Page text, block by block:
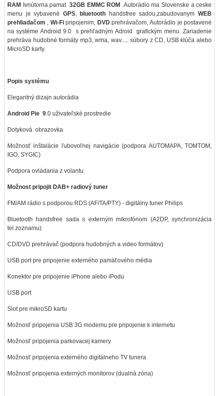
RAM Ivnútorna pamat32GB EMMC ROM .Autorádio ma Slovenske a ceske
menu je vybavené GPS,bluetooth handsfree sadou,zabudovanymWEB
prehliadačom
Wi-Fipripojenim, DVDprehrávačom, Autorádio je postavené
na systéme Android 9.0 s prehľadným Adroid grafickým menu. Zariadenie
prehráva hudobné formáty mp3, wma, wav..... súbory z CD, USB klúča alebo
MicroSD karty.
Popis systému
Elegantný dizajn autorádia
Android Pie 9.0 uživateľské prostredie
Dotyková obrazovka
Možnosť inštalácie ľubovoľnej navigácie (podpora AUTOMAPA, TOMTOM,
IGO, SYGIC)
Podpora ovládania z volantu
Možnost pripojit DAB+ radiový tuner
FM/AM rádio s podporou RDS (AF/TA/PTY) - digitálny tuner Philips
Bluetooth handsfree sada s externým mikrofónom (A2DP, synchronizácia
tel.zoznamu)
CD/DVD prehrávač (podpora hudobných a video formátov)
USB port pre pripojenie externého pamäťového média
Konektor pre pripojenie iPhone alebo iPodu
USB port
Slot pre mikroSD kartu
Možnosť pripojenia USB 3G modemu pre pripojenie k internetu
Možnosť pripojenia parkovacej kamery
Možnosť pripojenia externého digitálneho TV tunera
Možnosť pripojenia externých monitorov (dualná zóna)